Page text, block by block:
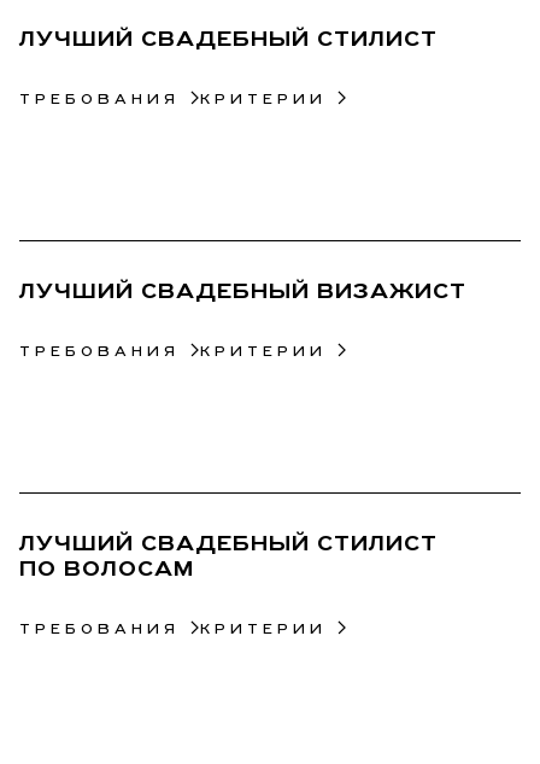
ЛУЧШИЙ СВАДЕБНЫЙ СТИЛИСТ
ТРЕБОВАНИЯ КРИТЕРИИ
ЛУЧШИЙ СВАДЕБНЫЙ ВИЗАЖИСТ
ТРЕБОВАНИЯ КРИТЕРИИ
ЛУЧШИЙ СВАДЕБНЫЙ СТИЛИСТ
ПО ВОЛОСАМ
ТРЕБОВАНИЯ КРИТЕРИИ